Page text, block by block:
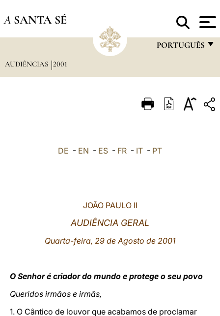
A SANTA SÉ
PORTUGUÊS
ITALIANO
LATINE
AUDIÊNCIAS 2001
DE - EN - ES - FR - IT - PT
JOÃO PAULO II
AUDIÊNCIA GERAL
Quarta-feira, 29 de Agosto de 2001
O Senhor é criador do mundo e protege o seu povo
Queridos irmãos e irmãs,
1. O Cântico de louvor que acabamos de proclamar